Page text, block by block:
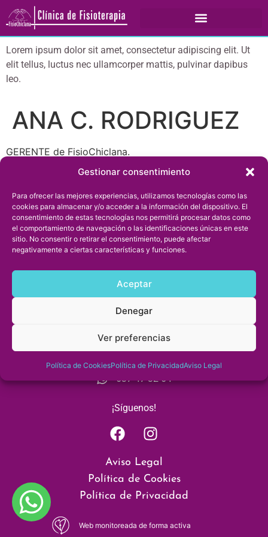
Gestionar consentimiento
Para ofrecer las mejores experiencias, utilizamos tecnologías como las
cookies para almacenar y/o acceder a la información del dispositivo. El
consentimiento de estas tecnologías nos permitirá procesar datos como
el comportamiento de navegación o las identificaciones únicas en este
sitio. No consentir o retirar el consentimiento, puede afectar
negativamente a ciertas características y funciones.
Aceptar
Denegar
Ver preferencias
Política de CookiesPolítica de PrivacidadAviso Legal
Lorem ipsum dolor sit amet, consectetur adipiscing elit. Ut
elit tellus, luctus nec ullamcorper mattis, pulvinar dapibus
leo.
ANA C. RODRIGUEZ
GERENTE de FisioChiclana.
FISIOTERAPEUTA Y OSTEOPATA CO.
en lactancia materna.
Especialista en pilates terapéutico.
«Fisioterapia en cada paso»
Cita previa
956 53 85 10
637 47 32 64
¡Síguenos!
Aviso Legal
Política de Cookies
Política de Privacidad
Web monitoreada de forma activa